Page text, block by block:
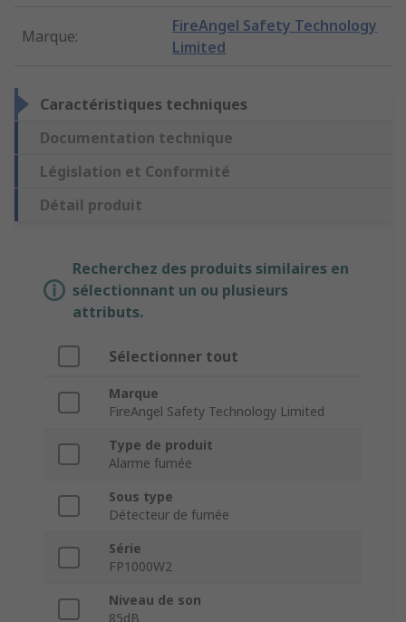
Marque:
FireAngel Safety Technology
Limited
Caractéristiques techniques
Documentation technique
Législation et Conformité
Détail produit
Recherchez des produits similaires en
sélectionnant un ou plusieurs
attributs.
Sélectionner tout
Marque
FireAngel Safety Technology Limited
Type de produit
Alarme fumée
Sous type
Détecteur de fumée
Série
FP1000W2
Niveau de son
85dB